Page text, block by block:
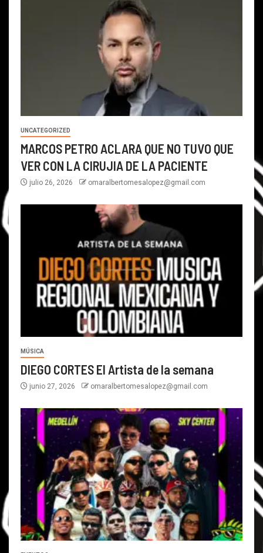
UNCATEGORIZED
MARCOS PETRO ACLARA QUE NO TUVO QUE
VER CON LA CIRUJIA DE LA PACIENTE
julio 26, 2026 omaralbertomesalopez@gmail.com
MÚSICA
DIEGO CORTES El Artista de la semana
junio 27, 2026 omaralbertomesalopez@gmail.com